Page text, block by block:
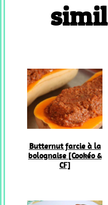
Butternut farcie à la
bolognaise [Cookéo &
CF]